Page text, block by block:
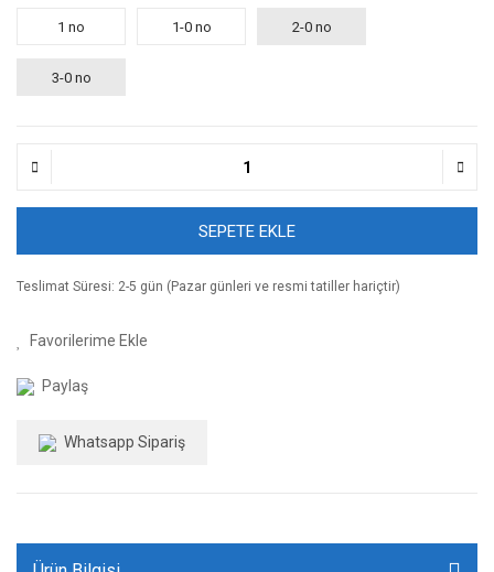
1 no 1-0 no 2-0 no
3-0 no
SEPETE EKLE
Teslimat Süresi: 2-5 gün (Pazar günleri ve resmi tatiller hariçtir)
Paylaş
Whatsapp Sipariş